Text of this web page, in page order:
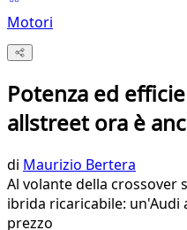
Motori
Potenza ed
allstreet ora è
di Maurizio Bertera
Al volante della crossover
ibrida ricaricabile:
prezzo